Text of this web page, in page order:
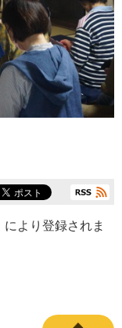
により登録されま